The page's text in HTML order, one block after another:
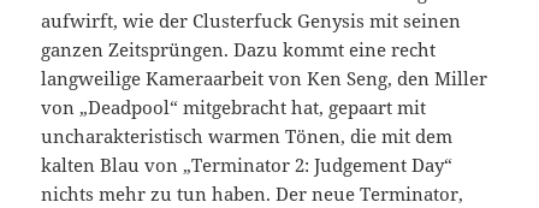
aufwirft, wie der Clusterfuck Genysis mit seinen
ganzen Zeitsprüngen. Dazu kommt eine recht
langweilige Kameraarbeit von Ken Seng, den Miller
von „Deadpool“ mitgebracht hat, gepaart mit
uncharakteristisch warmen Tönen, die mit dem
kalten Blau von „Terminator 2: Judgement Day“
nichts mehr zu tun haben. Der neue Terminator,